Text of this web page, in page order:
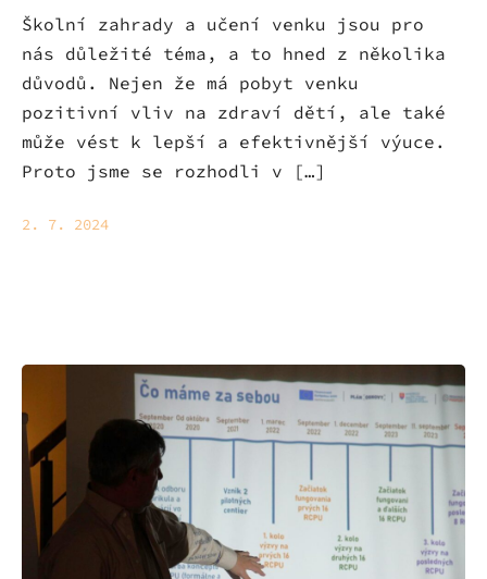
Školní zahrady a učení venku jsou pro
nás důležité téma, a to hned z několika
důvodů. Nejen že má pobyt venku
pozitivní vliv na zdraví dětí, ale také
může vést k lepší a efektivnější výuce.
Proto jsme se rozhodli v […]
2. 7. 2024